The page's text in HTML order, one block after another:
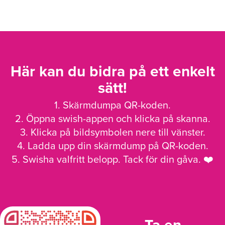
Här kan du bidra på ett enkelt
sätt!
1. Skärmdumpa QR-koden.
2. Öppna swish-appen och klicka på skanna.
3. Klicka på bildsymbolen nere till vänster.
4. Ladda upp din skärmdump på QR-koden.
5. Swisha valfritt belopp. Tack för din gåva. ❤️